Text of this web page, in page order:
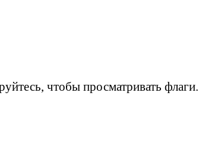
чтобы просматривать флаги.